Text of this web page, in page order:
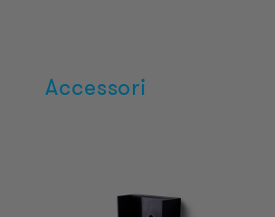
Accessori